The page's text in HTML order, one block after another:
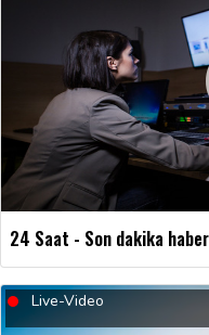
24 Saat - Son dakika
Live-Video